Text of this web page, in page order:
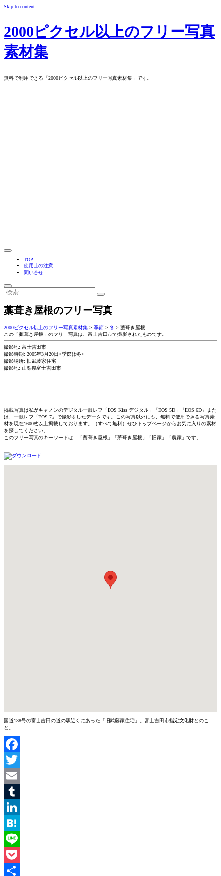
Skip to content
2000ピクセル以上のフリー写真
素材集
無料で利用できる「2000ピクセル以上のフリー写真素材集」です。
TOP
使用上の注意
問い合せ
藁葺き屋根のフリー写真
2000ピクセル以上のフリー写真素材集 > 季節 > 冬 > 藁葺き屋根
この「藁葺き屋根」のフリー写真は、富士吉田市で撮影されたものです。
撮影地: 富士吉田市
撮影時期: 2005年3月20日<季節は冬>
撮影場所: 旧武藤家住宅
撮影地: 山梨県富士吉田市
掲載写真は私がキャノンのデジタル一眼レフ「EOS Kiss デジタル」「EOS 5D」「EOS 6D」また
は、一眼レフ「EOS 7」で撮影をしたデータです。この写真以外にも、無料で使用できる写真素
材を現在1600枚以上掲載しております。（すべて無料）ぜひトップページからお気に入りの素材
を探してください。
このフリー写真のキーワードは、「藁葺き屋根」「茅葺き屋根」「旧家」「農家」です。
国道138号の富士吉田の道の駅近くにあった「旧武藤家住宅」。富士吉田市指定文化財とのこ
と。
Facebook
Twitter
Email
Tumblr
LinkedIn
Hatena
Line
Pocket